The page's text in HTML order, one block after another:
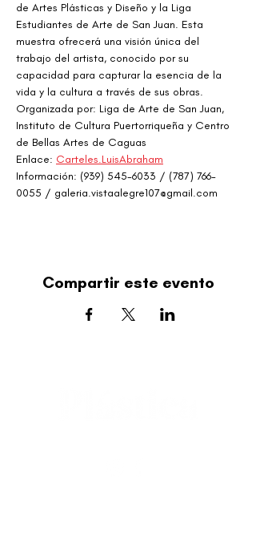
de Artes Plásticas y Diseño y la Liga
Estudiantes de Arte de San Juan. Esta
muestra ofrecerá una visión única del
trabajo del artista, conocido por su
capacidad para capturar la esencia de la
vida y la cultura a través de sus obras.
Organizada por: Liga de Arte de San Juan,
Instituto de Cultura Puertorriqueña y Centro
de Bellas Artes de Caguas
Enlace: Carteles.LuisAbraham
Información: (939) 545-6033 / (787) 766-
0055 / galeria.vistaalegre107@gmail.com
Compartir este evento